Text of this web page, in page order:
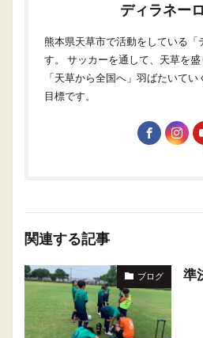
ディラネー
熊本県天草市で活動をしている「
す。 サッカーを通して、天草を盛
「天草から全国へ」羽ばたいて
目標です。
関連する記事
ブログ 準